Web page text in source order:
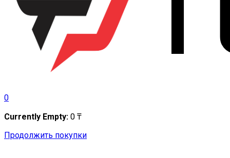
0
Currently Empty: 0 ₸
Продолжить покупки